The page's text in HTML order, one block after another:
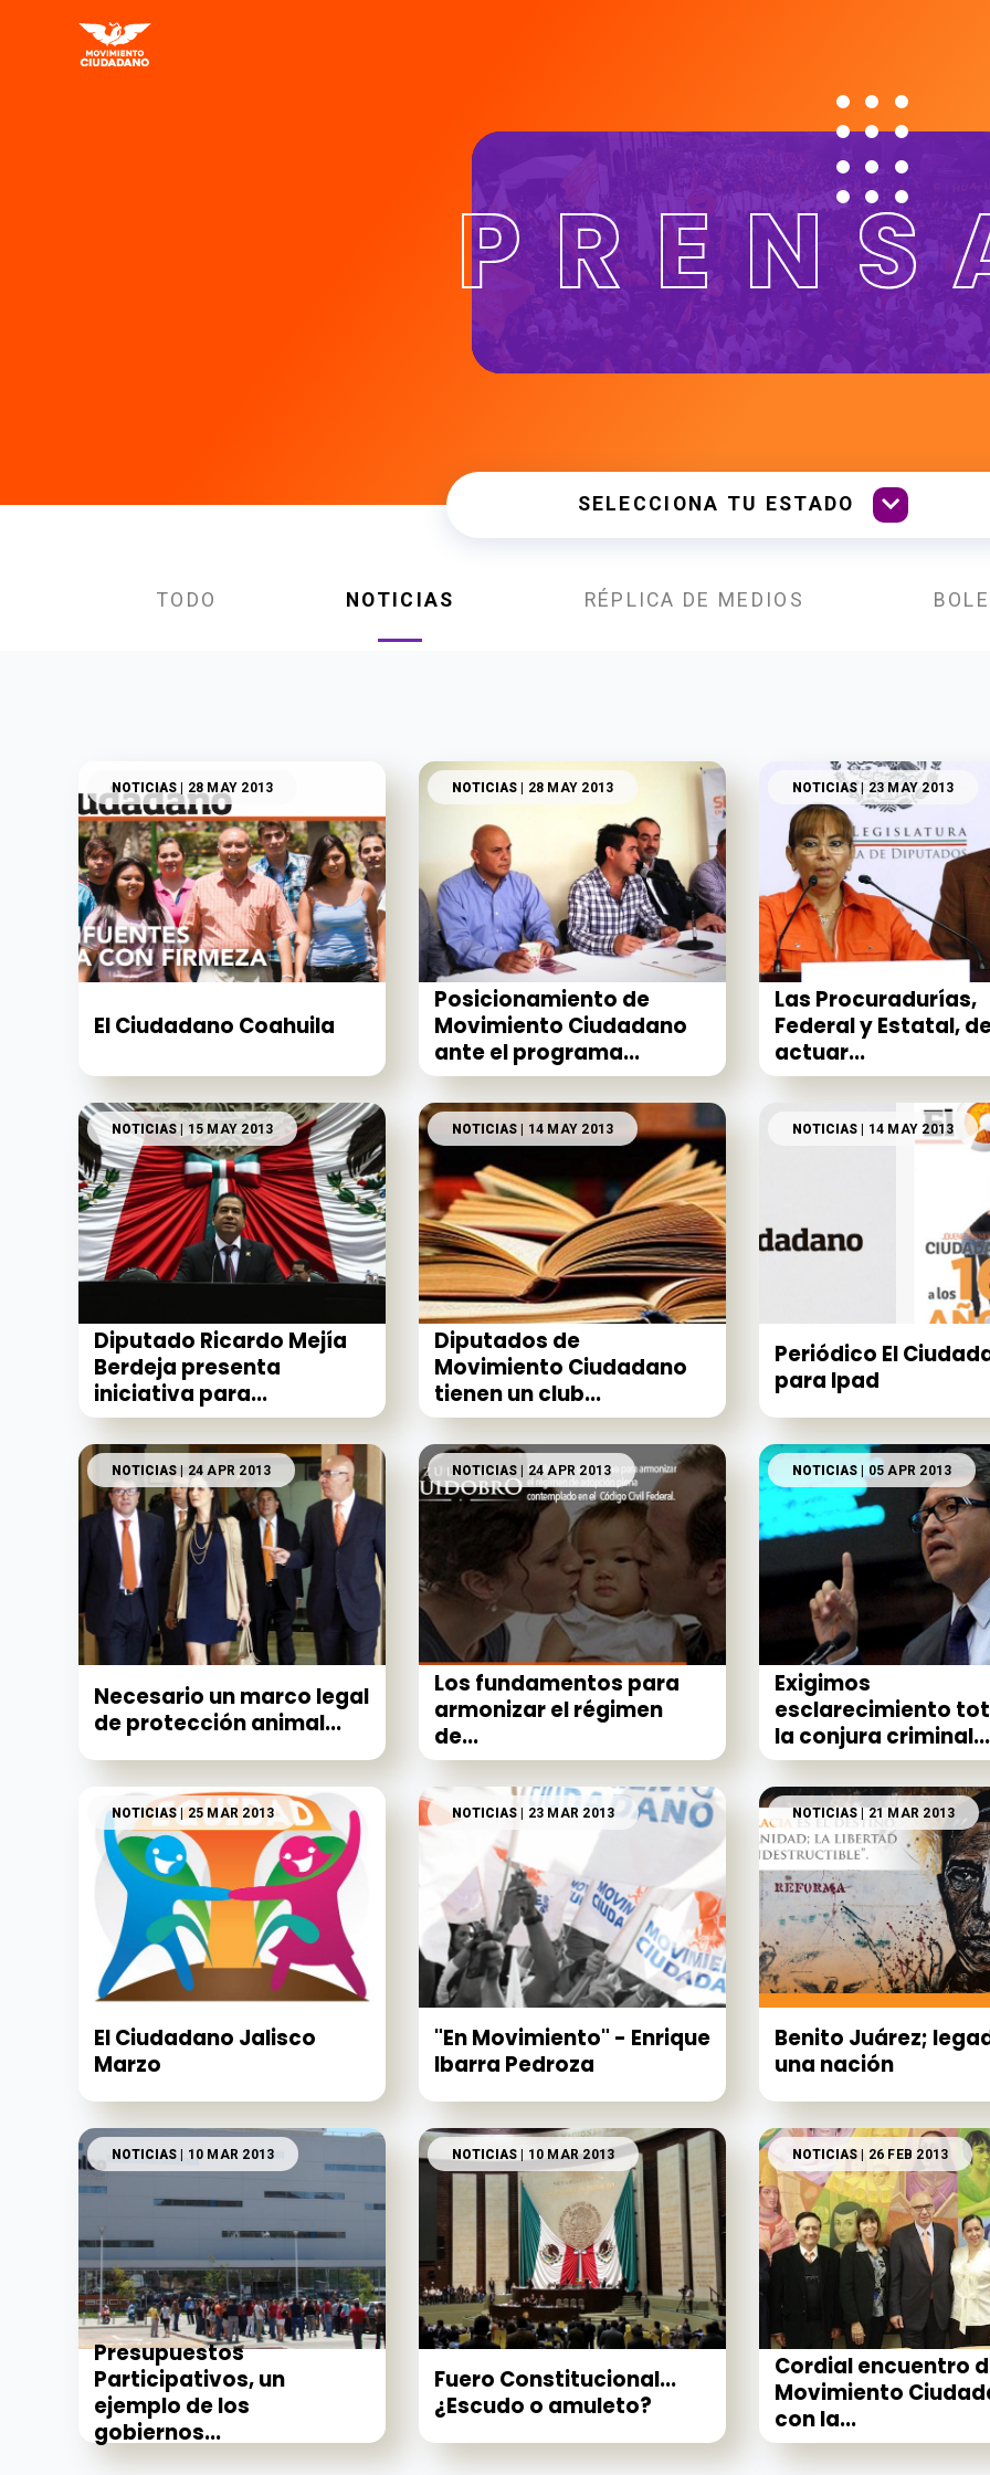
TODO NOTICIAS RÉPLICA DE MEDIOS
NOTICIAS | 28 MAY 2013
El Ciudadano Coahuila
NOTICIAS | 28 MAY 2013
Posicionamiento de
Movimiento Ciudadano
ante el programa...
NOTICIAS| 23 MAY 2013
Las Procuradurías,
Federal y Estatal,
actuar...
NOTICIAS| 15 MAY 2013
Diputado Ricardo Mejía
Berdeja presenta
iniciativa para...
NOTICIAS | 14 MAY 2013
Diputados de
Movimiento Ciudadano
tienen un club...
NOTICIAS | 14 MAY 2013
Periódico El
para Ipad
NOTICIAS | 24 APR 2013
Necesario un marco legal
de protección animal...
NOTICIAS | 24 APR 2013
Los fundamentos para
armonizar el régimen
de...
NOTICIAS | 05 APR 2013
Exigimos
esclarecimiento
la conjura criminal...
NOTICIAS| 25 MAR 2013
El Ciudadano Jalisco
Marzo
NOTICIAS | 23 MAR 2013
"En Movimiento" - Enrique
Ibarra Pedroza
NOTICIAS | 21 MAR 2013
Benito Juárez;
una nación
NOTICIAS | 10 MAR 2013
Presupuestos
Participativos, un
ejemplo de los
gobiernos...
NOTICIAS | 10 MAR 2013
Fuero Constitucional...
¿Escudo o amuleto?
NOTICIAS | 26 FEB 2013
Cordial encuentro
Movimiento
con la...